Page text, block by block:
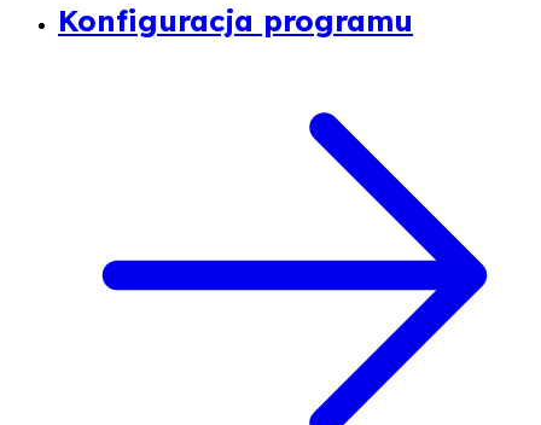
Konfiguracja programu